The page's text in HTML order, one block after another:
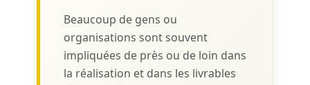
Beaucoup de gens ou
organisations sont souvent
impliquées de près ou de loin dans
la réalisation et dans les livrables